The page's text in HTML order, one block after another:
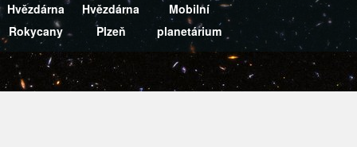
Hvězdárna
Rokycany
Hvězdárna
Plzeň
Mobilní
planetárium